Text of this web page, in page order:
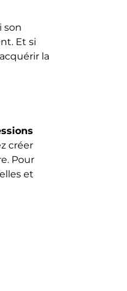
son
Et si
la
créer
Pour
et